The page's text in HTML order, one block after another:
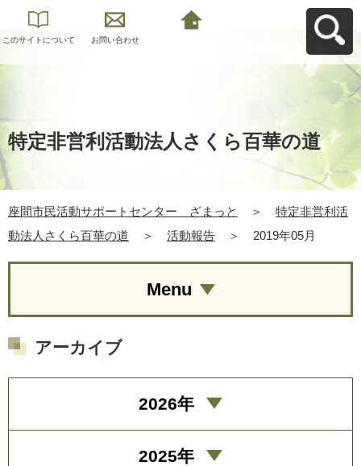
このサイトについて お問い合わせ
特定非営利活動法人さくら百華の道
座間市民活動サポートセンター ざまっと ＞
特定非営利活
動法人さくら百華の道
＞ 活動報告 ＞ 2019年05月
Menu
アーカイブ
2026年
2025年